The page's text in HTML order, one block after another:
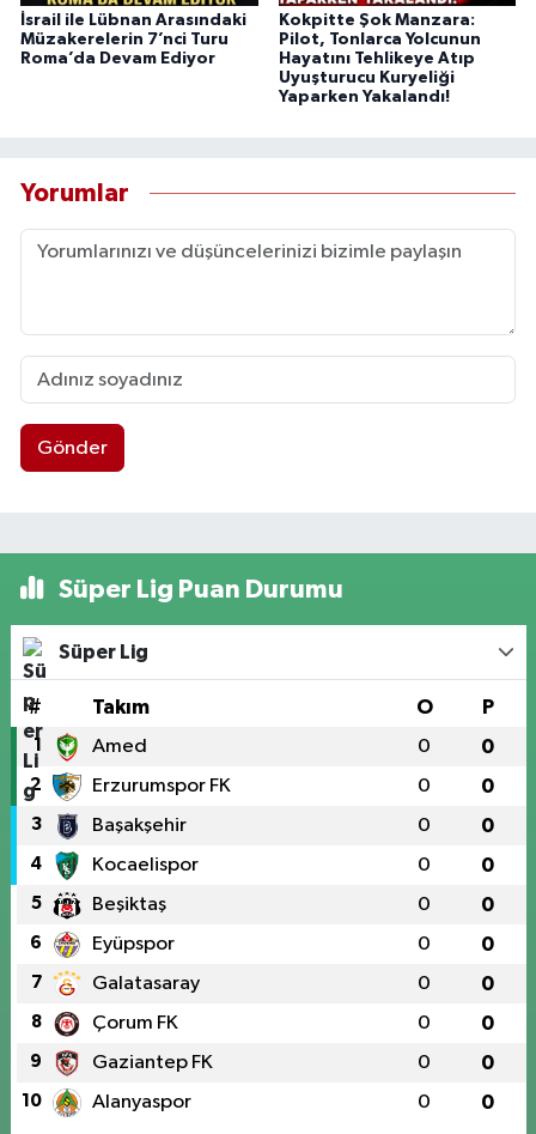
İsrail ile Lübnan Arasındaki
Müzakerelerin 7’nci Turu
Roma’da Devam Ediyor
Kokpitte Şok Manzara:
Pilot, Tonlarca Yolcunun
Hayatını Tehlikeye Atıp
Uyuşturucu Kuryeliği
Yaparken Yakalandı!
Yorumlar
Gönder
Süper Lig Puan Durumu
Süper Lig
# Takım O P
1 Amed 0 0
2 Erzurumspor FK 0 0
3 Başakşehir 0 0
4 Kocaelispor 0 0
5 Beşiktaş 0 0
6 Eyüpspor 0 0
7 Galatasaray 0 0
8 Çorum FK 0 0
9 Gaziantep FK 0 0
10 Alanyaspor 0 0